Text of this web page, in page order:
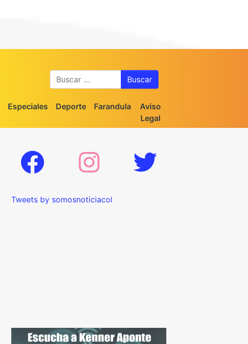
Especiales Deporte Farandula
Aviso
Legal
Tweets by somosnoticiacol